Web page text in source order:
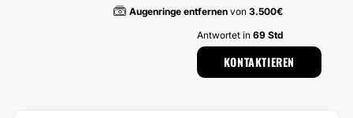
Augenringe entfernen von 3.500€
Antwortet in 69 Std
KONTAKTIEREN